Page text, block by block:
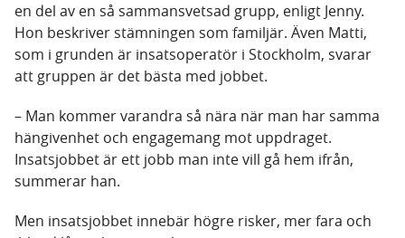
en del av en så sammansvetsad grupp, enligt Jenny.
Hon beskriver stämningen som familjär. Även Matti,
som i grunden är insatsoperatör i Stockholm, svarar
att gruppen är det bästa med jobbet.
– Man kommer varandra så nära när man har samma
hängivenhet och engagemang mot uppdraget.
Insatsjobbet är ett jobb man inte vill gå hem ifrån,
summerar han.
Men insatsjobbet innebär högre risker, mer fara och